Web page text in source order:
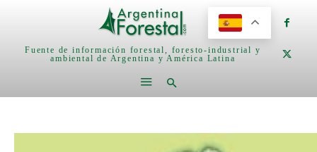
Fuente de información forestal, foresto-industrial y
ambiental de Argentina y América Latina